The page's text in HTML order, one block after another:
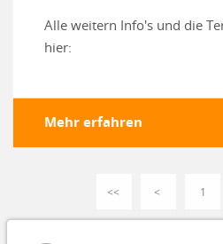
Alle weitern Info's und die
hier:
Mehr erfahren
<< < 1